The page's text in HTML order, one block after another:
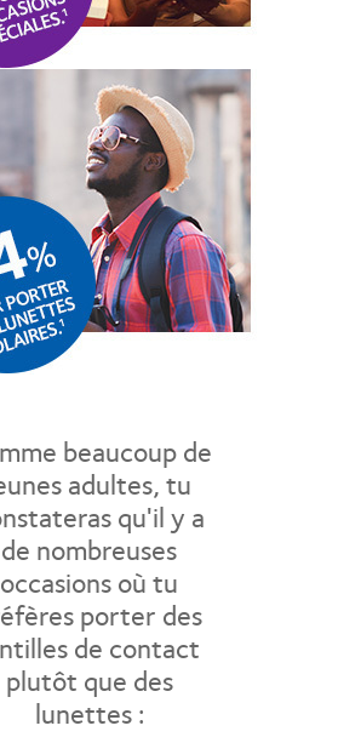
beaucoup de
adultes, tu
qu'il y a
de nombreuses
occasions où tu
porter des
de contact
plutôt que des
lunettes :